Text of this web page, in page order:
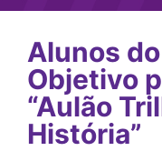
Alunos
Objetivo
“Aulão
História”